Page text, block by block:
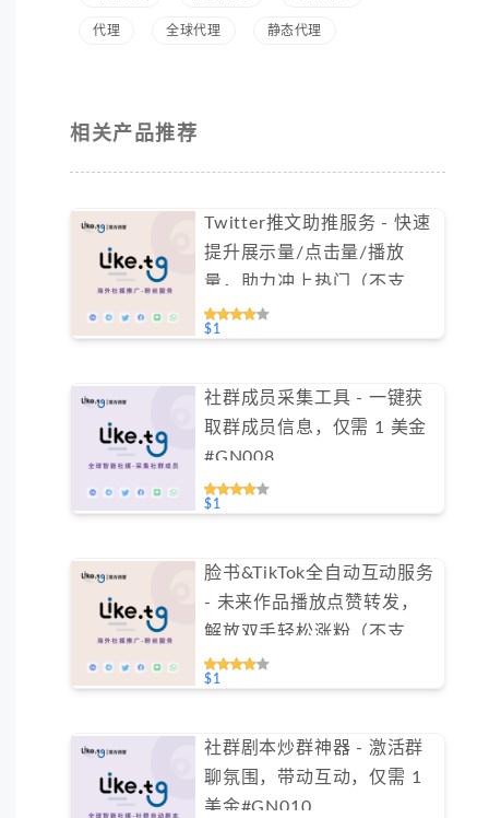
代理 全球代理 静态代理
相关产品推荐
Twitter推文助推服务 - 快速
提升展示量/点击量/播放
量，助力冲上热门（不支持
免费测试）
$1
社群成员采集工具 - 一键获
取群成员信息，仅需 1 美金
#GN008
$1
脸书&TikTok全自动互动服务
- 未来作品播放点赞转发，
解放双手轻松涨粉（不支持
免费测试）
$1
社群剧本炒群神器 - 激活群
聊氛围，带动互动，仅需 1
美金#GN010